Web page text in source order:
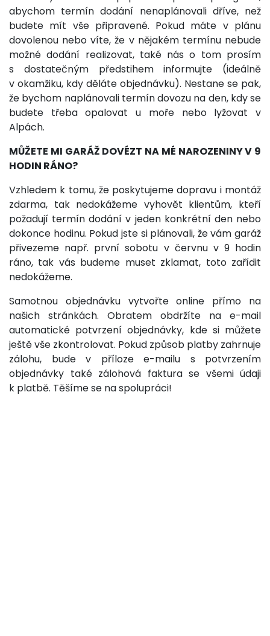
abychom termín dodání nenaplánovali dříve, než
budete mít vše připravené. Pokud máte v plánu
dovolenou nebo víte, že v nějakém termínu nebude
možné dodání realizovat, také nás o tom prosím
s dostatečným předstihem informujte (ideálně
v okamžiku, kdy děláte objednávku). Nestane se pak,
že bychom naplánovali termín dovozu na den, kdy se
budete třeba opalovat u moře nebo lyžovat v
Alpách.
MŮŽETE MI GARÁŽ DOVÉZT NA MÉ NAROZENINY V 9
HODIN RÁNO?
Vzhledem k tomu, že poskytujeme dopravu i montáž
zdarma, tak nedokážeme vyhovět klientům, kteří
požadují termín dodání v jeden konkrétní den nebo
dokonce hodinu. Pokud jste si plánovali, že vám garáž
přivezeme např. první sobotu v červnu v 9 hodin
ráno, tak vás budeme muset zklamat, toto zařídit
nedokážeme.
Samotnou objednávku vytvořte online přímo na
našich stránkách. Obratem obdržíte na e-mail
automatické potvrzení objednávky, kde si můžete
ještě vše zkontrolovat. Pokud způsob platby zahrnuje
zálohu, bude v příloze e-mailu s potvrzením
objednávky také zálohová faktura se všemi údaji
k platbě. Těšíme se na spolupráci!